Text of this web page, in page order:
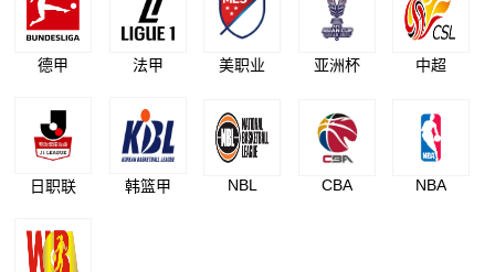
德甲 法甲 美职业 亚洲杯 中超
日职联 韩篮甲 NBL CBA NBA